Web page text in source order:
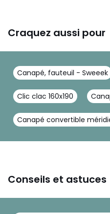
Craquez aussi pour
Canapé, fauteuil - Sweeek
Clic clac 160x190
Canapé convertible
Conseils et astuces